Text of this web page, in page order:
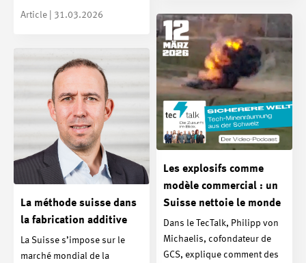
Article | 31.03.2026
Les explosifs comme
modèle commercial : un
Suisse nettoie le monde
Dans le TecTalk, Philipp von
Michaelis, cofondateur de
GCS, explique comment des
La méthode suisse dans
la fabrication additive
La Suisse s’impose sur le
marché mondial de la